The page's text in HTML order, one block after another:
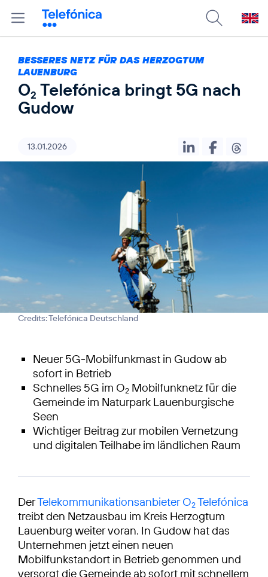
BESSERES NETZ FÜR DAS HERZOGTUM
LAUENBURG
O2 Telefónica bringt 5G nach
Gudow
13.01.2026
Credits: Telefónica Deutschland
Neuer 5G-Mobilfunkmast in Gudow ab
sofort in Betrieb
Schnelles 5G im O2 Mobilfunknetz für die
Gemeinde im Naturpark Lauenburgische
Seen
Wichtiger Beitrag zur mobilen Vernetzung
und digitalen Teilhabe im ländlichen Raum
DerTelekommunikationsanbieter O2Telefónica
treibt den Netzausbau im Kreis Herzogtum
Lauenburg weiter voran. In Gudow hat das
Unternehmen jetzt einen neuen
Mobilfunkstandort in Betrieb genommen und
versorgt die Gemeinde ab sofort mit schnellem